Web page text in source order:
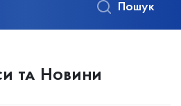
Пошук
та Новини